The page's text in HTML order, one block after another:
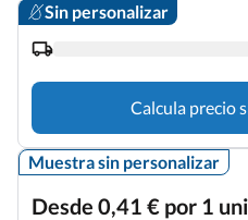
Sin personalizar
Calcula precio
Muestra sin personalizar
Desde 0,41 € por 1